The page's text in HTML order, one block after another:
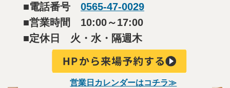
■電話番号 0565-47-0029
■営業時間 10:00～17:00
■定休日 火・水・隔週木
営業日カレンダーはコチラ≫